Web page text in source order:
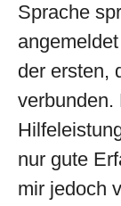
Sprache
der ersten,
verbunden.
nur gute
mir jedoch